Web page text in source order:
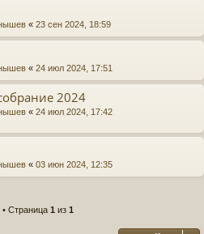
« 23 сен 2024, 18:59
« 24 июл 2024, 17:51
2024
« 24 июл 2024, 17:42
« 03 июн 2024, 12:35
Страница 1 из 1